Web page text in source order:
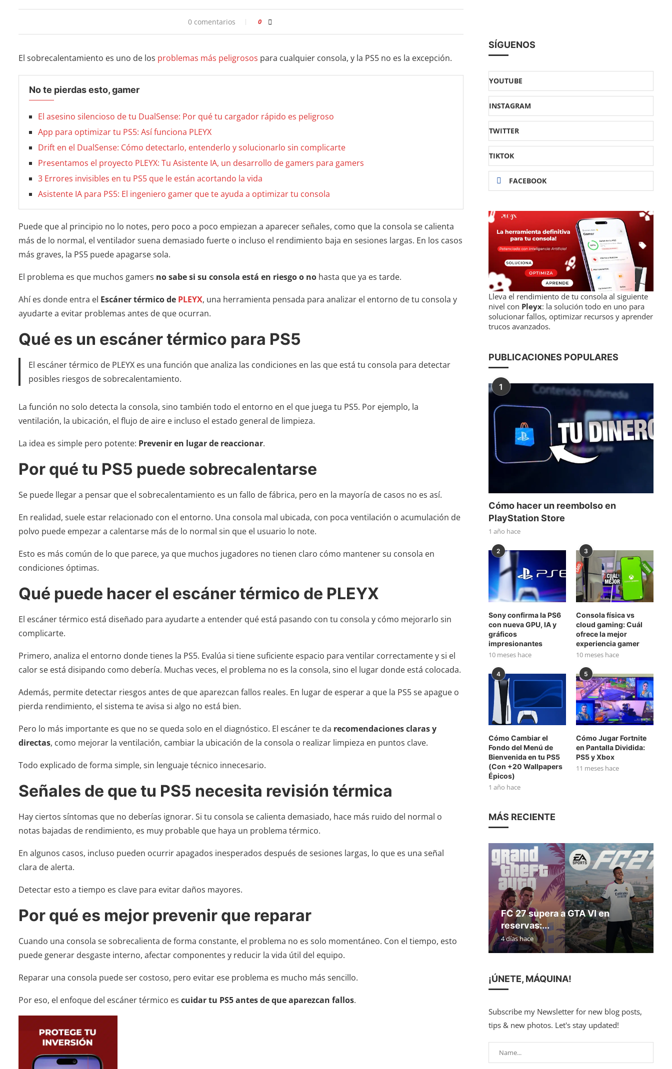
0 comentarios 0
El sobrecalentamiento es uno de los problemas más peligrosos para cualquier consola, y la PS5 no es la excepción.
No te pierdas esto, gamer
El asesino silencioso de tu DualSense: Por qué tu cargador rápido es peligroso
App para optimizar tu PS5: Así funciona PLEYX
Drift en el DualSense: Cómo detectarlo, entenderlo y solucionarlo sin complicarte
Presentamos el proyecto PLEYX: Tu Asistente IA, un desarrollo de gamers para gamers
3 Errores invisibles en tu PS5 que le están acortando la vida
Asistente IA para PS5: El ingeniero gamer que te ayuda a optimizar tu consola
Puede que al principio no lo notes, pero poco a poco empiezan a aparecer señales, como que la consola se calienta
más de lo normal, el ventilador suena demasiado fuerte o incluso el rendimiento baja en sesiones largas. En los casos
más graves, la PS5 puede apagarse sola.
El problema es que muchos gamers no sabe si su consola está en riesgo o no hasta que ya es tarde.
Ahí es donde entra el Escáner térmico de PLEYX, una herramienta pensada para analizar el entorno de tu consola y
ayudarte a evitar problemas antes de que ocurran.
Qué es un escáner térmico para PS5
El escáner térmico de PLEYX es una función que analiza las condiciones en las que está tu consola para detectar
posibles riesgos de sobrecalentamiento.
La función no solo detecta la consola, sino también todo el entorno en el que juega tu PS5. Por ejemplo, la
ventilación, la ubicación, el flujo de aire e incluso el estado general de limpieza.
La idea es simple pero potente: Prevenir en lugar de reaccionar.
Por qué tu PS5 puede sobrecalentarse
Se puede llegar a pensar que el sobrecalentamiento es un fallo de fábrica, pero en la mayoría de casos no es así.
En realidad, suele estar relacionado con el entorno. Una consola mal ubicada, con poca ventilación o acumulación de
polvo puede empezar a calentarse más de lo normal sin que el usuario lo note.
Esto es más común de lo que parece, ya que muchos jugadores no tienen claro cómo mantener su consola en
condiciones óptimas.
Qué puede hacer el escáner térmico de PLEYX
El escáner térmico está diseñado para ayudarte a entender qué está pasando con tu consola y cómo mejorarlo sin
complicarte.
Primero, analiza el entorno donde tienes la PS5. Evalúa si tiene suficiente espacio para ventilar correctamente y si el
calor se está disipando como debería. Muchas veces, el problema no es la consola, sino el lugar donde está colocada.
Además, permite detectar riesgos antes de que aparezcan fallos reales. En lugar de esperar a que la PS5 se apague o
pierda rendimiento, el sistema te avisa si algo no está bien.
Pero lo más importante es que no se queda solo en el diagnóstico. El escáner te da recomendaciones claras y
directas, como mejorar la ventilación, cambiar la ubicación de la consola o realizar limpieza en puntos clave.
Todo explicado de forma simple, sin lenguaje técnico innecesario.
Señales de que tu PS5 necesita revisión térmica
Hay ciertos síntomas que no deberías ignorar. Si tu consola se calienta demasiado, hace más ruido del normal o
notas bajadas de rendimiento, es muy probable que haya un problema térmico.
En algunos casos, incluso pueden ocurrir apagados inesperados después de sesiones largas, lo que es una señal
clara de alerta.
Detectar esto a tiempo es clave para evitar daños mayores.
Por qué es mejor prevenir que reparar
Cuando una consola se sobrecalienta de forma constante, el problema no es solo momentáneo. Con el tiempo, esto
puede generar desgaste interno, afectar componentes y reducir la vida útil del equipo.
Reparar una consola puede ser costoso, pero evitar ese problema es mucho más sencillo.
Por eso, el enfoque del escáner térmico es cuidar tu PS5 antes de que aparezcan fallos.
SÍGUENOS
YOUTUBE
INSTAGRAM
TWITTER
TIKTOK
FACEBOOK
Lleva el rendimiento de tu consola al siguiente
nivel con Pleyx: la solución todo en uno para
solucionar fallos, optimizar recursos y aprender
trucos avanzados.
PUBLICACIONES POPULARES
1
Cómo hacer un reembolso en
PlayStation Store
1 año hace
2
Sony confirma la PS6
con nueva GPU, IA y
gráficos
impresionantes
10 meses hace
3
Consola física vs
cloud gaming: Cuál
ofrece la mejor
experiencia gamer
10 meses hace
4
Cómo Cambiar el
Fondo del Menú de
Bienvenida en tu PS5
(Con +20 Wallpapers
Épicos)
1 año hace
5
Cómo Jugar Fortnite
en Pantalla Dividida:
PS5 y Xbox
11 meses hace
MÁS RECIENTE
FC 27 supera a GTA VI en
reservas:...
4 días hace
¡ÚNETE, MÁQUINA!
Subscribe my Newsletter for new blog posts,
tips & new photos. Let's stay updated!